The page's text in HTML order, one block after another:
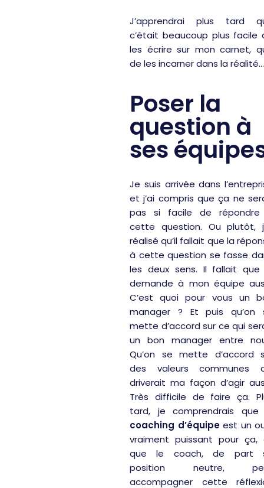
J’apprendrai plus tard
c’était beaucoup plus facile
les écrire sur mon carnet,
de les incarner dans la réalité…
Poser la
question à
ses
Je suis arrivée dans
et j’ai compris que ça ne
pas si facile de
cette question. Ou plutôt,
réalisé qu’il fallait que la
à cette question se fasse
les deux sens. Il fallait que
demande à mon équipe
C’est quoi pour vous un
manager ? Et puis qu’on
mette d’accord sur ce qui
un bon manager entre
Qu’on se mette d’accord
des valeurs communes
driverait ma façon d’agir
Très difficile de faire ça.
tard, je comprendrais que
coaching d’équipeest un
vraiment puissant pour ça,
que le coach, de part
position neutre,
accompagner cette